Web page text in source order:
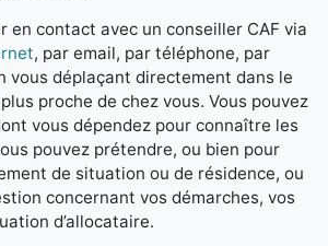
en contact avec un conseiller CAF via
, par email, par téléphone, par
vous déplaçant directement dans le
proche de chez vous. Vous pouvez
vous dépendez pour connaître les
pouvez prétendre, ou bien pour
de situation ou de résidence, ou
concernant vos démarches, vos
d’allocataire.